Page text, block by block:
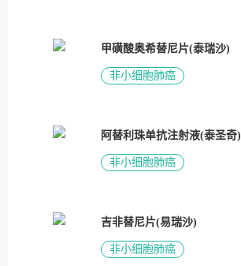
甲磺酸奥希替尼片(泰瑞沙)
非小细胞肺癌
阿替利珠单抗注射液(泰圣奇)
非小细胞肺癌
吉非替尼片(易瑞沙)
非小细胞肺癌